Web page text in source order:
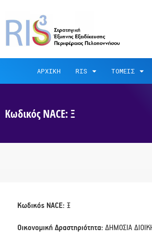
ΑΡΧΙΚΗ RIS ΤΟΜΕΙΣ
Κωδικός NACE: Ξ
Κωδικός NACE: Ξ
Οικονομική Δραστηριότητα: ΔΗΜΟΣΙΑ